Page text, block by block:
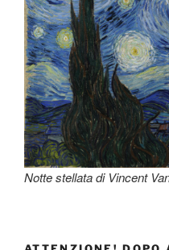
Notte stellata di Vincent